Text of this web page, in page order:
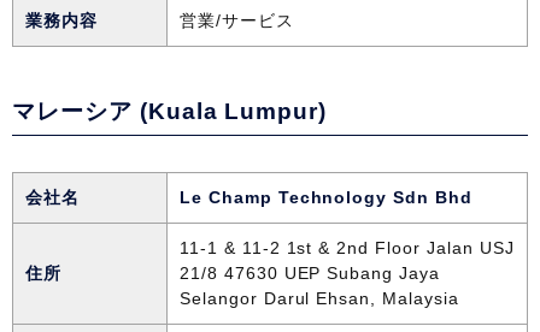
業務内容 営業/サービス
マレーシア (Kuala Lumpur)
会社名 Le Champ Technology Sdn Bhd
住所
11-1 & 11-2 1st & 2nd Floor Jalan USJ
21/8 47630 UEP Subang Jaya
Selangor Darul Ehsan, Malaysia